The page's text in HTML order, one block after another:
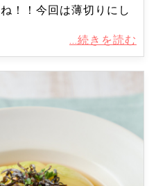
！！今回は薄切りにし
...続きを読む